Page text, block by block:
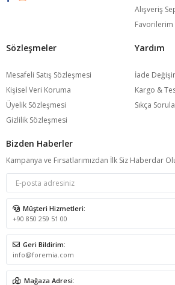
Alışveriş
Favorilerim
Sözleşmeler
Mesafeli Satış Sözleşmesi
Kişisel Veri Koruma
Üyelik Sözleşmesi
Gizlilik Sözleşmesi
Yardım
İade
Kargo &
Sıkça
Bizden Haberler
Kampanya ve Fırsatlarımızdan İlk Siz Haberdar
Müşteri Hizmetleri:
+90 850 259 51 00
Geri Bildirim:
info@foremia.com
Mağaza Adresi: